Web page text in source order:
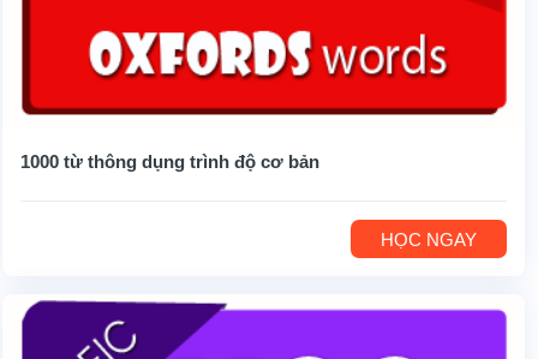
1000 từ thông dụng trình độ cơ bản
HỌC NGAY